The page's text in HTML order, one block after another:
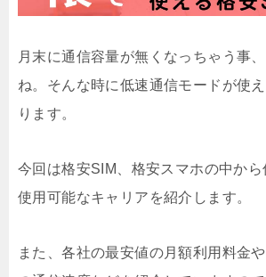
月末に通信容量が無くなっちゃう事
ね。そんな時に低速通信モードが使
ります。
今回は格安SIM、格安スマホの中か
使用可能なキャリアを紹介します。
また、各社の最安値の月額利用料金